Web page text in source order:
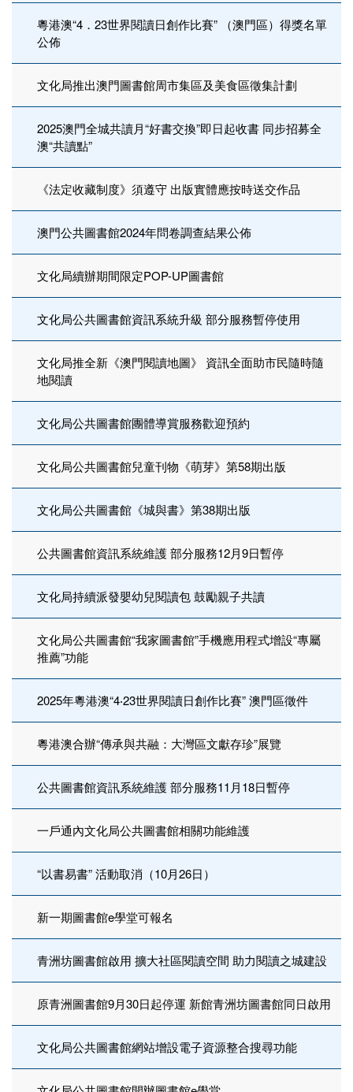
粵港澳“4．23世界閱讀日創作比賽” （澳門區）得獎名單
公佈
文化局推出澳門圖書館周市集區及美食區徵集計劃
2025澳門全城共讀月“好書交換”即日起收書 同步招募全
澳“共讀點”
《法定收藏制度》須遵守 出版實體應按時送交作品
澳門公共圖書館2024年問卷調查結果公佈
文化局續辦期間限定POP-UP圖書館
文化局公共圖書館資訊系統升級 部分服務暫停使用
文化局推全新《澳門閱讀地圖》 資訊全面助市民隨時隨
地閱讀
文化局公共圖書館團體導賞服務歡迎預約
文化局公共圖書館兒童刊物《萌芽》第58期出版
文化局公共圖書館《城與書》第38期出版
公共圖書館資訊系統維護 部分服務12月9日暫停
文化局持續派發嬰幼兒閱讀包 鼓勵親子共讀
文化局公共圖書館“我家圖書館”手機應用程式增設“專屬
推薦”功能
2025年粵港澳“4‧23世界閱讀日創作比賽” 澳門區徵件
粵港澳合辦“傳承與共融：大灣區文獻存珍”展覽
公共圖書館資訊系統維護 部分服務11月18日暫停
一戶通內文化局公共圖書館相關功能維護
“以書易書” 活動取消（10月26日）
新一期圖書館e學堂可報名
青洲坊圖書館啟用 擴大社區閱讀空間 助力閱讀之城建設
原青洲圖書館9月30日起停運 新館青洲坊圖書館同日啟用
文化局公共圖書館網站增設電子資源整合搜尋功能